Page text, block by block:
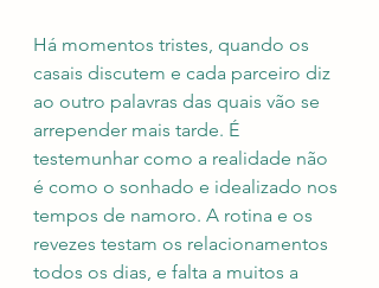
Há momentos tristes, quando os
casais discutem e cada parceiro diz
ao outro palavras das quais vão se
arrepender mais tarde. É
testemunhar como a realidade não
é como o sonhado e idealizado nos
tempos de namoro. A rotina e os
revezes testam os relacionamentos
todos os dias, e falta a muitos a